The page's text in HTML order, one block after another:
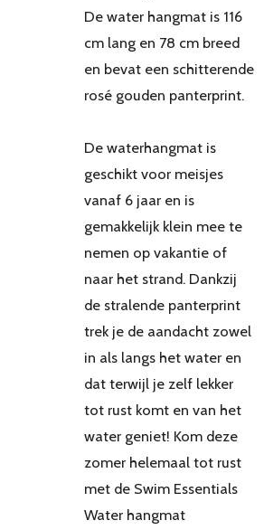
De water hangmat is 116
cm lang en 78 cm breed
en bevat een schitterende
rosé gouden panterprint.
De waterhangmat is
geschikt voor meisjes
vanaf 6 jaar en is
gemakkelijk klein mee te
nemen op vakantie of
naar het strand. Dankzij
de stralende panterprint
trek je de aandacht zowel
in als langs het water en
dat terwijl je zelf lekker
tot rust komt en van het
water geniet! Kom deze
zomer helemaal tot rust
met de Swim Essentials
Water hangmat